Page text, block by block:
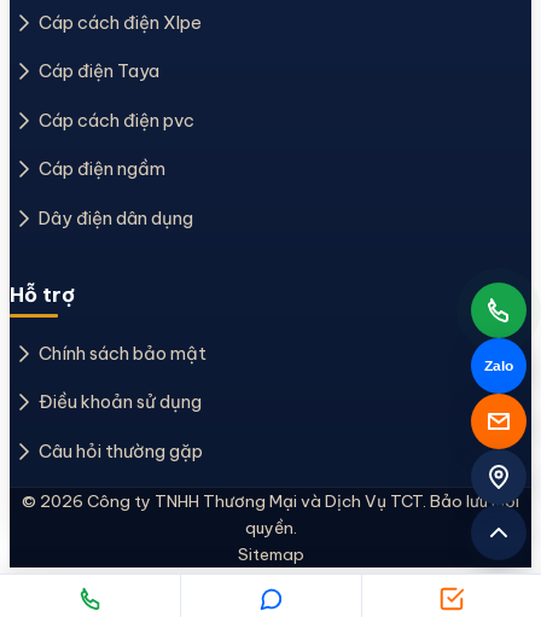
Cáp cách điện Xlpe
Cáp điện Taya
Cáp cách điện pvc
Cáp điện ngầm
Dây điện dân dụng
Hỗ trợ
Chính sách bảo mật
Điều khoản sử dụng
Câu hỏi thường gặp
© 2026 Công ty TNHH Thương Mại và Dịch Vụ TCT. Bảo lưu mọi
quyền.
Sitemap
Zalo